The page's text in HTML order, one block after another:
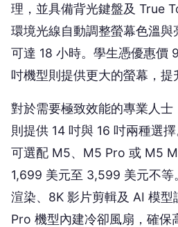
理，並具備背光鍵盤及 True
環境光線自動調整螢幕色溫
可達 18 小時。學生憑優惠價
吋機型則提供更大的螢幕，提
對於需要極致效能的專業人
則提供 14 吋與 16 吋兩種選
可選配 M5、M5 Pro 或 M5
1,699 美元至 3,599 美元不
渲染、8K 影片剪輯及 AI 模型
Pro 機型內建冷卻風扇，確保